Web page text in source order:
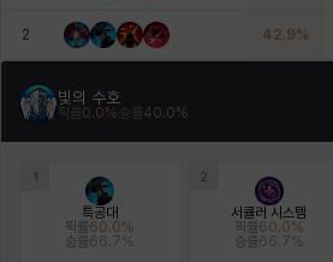
2 42.9%
빛의 수호
픽률 0.0% 승률 40.0%
1
특공대
픽률
승률
60.0%
66.7%
2
서큘러 시스템
픽률
승률
60.0%
66.7%